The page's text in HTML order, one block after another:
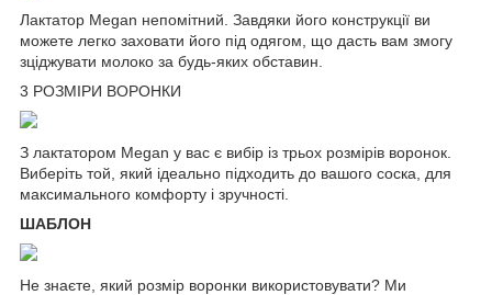
Лактатор Megan непомітний. Завдяки його конструкції ви
можете легко заховати його під одягом, що дасть вам змогу
зціджувати молоко за будь-яких обставин.
3 РОЗМІРИ ВОРОНКИ
З лактатором Megan у вас є вибір із трьох розмірів воронок.
Виберіть той, який ідеально підходить до вашого соска, для
максимального комфорту і зручності.
ШАБЛОН
Не знаєте, який розмір воронки використовувати? Ми